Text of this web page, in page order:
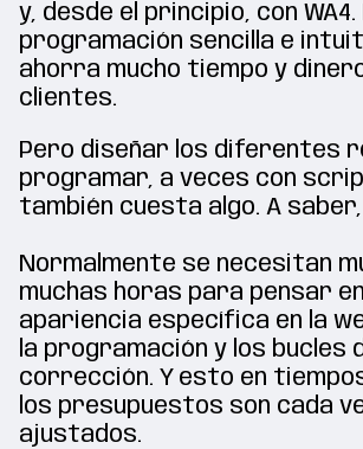
y, desde el principio, con WA4.
programación sencilla e
ahorra mucho tiempo y
clientes.
Pero diseñar los diferentes
programar, a veces con
también cuesta algo. A saber,
Normalmente se necesitan
muchas horas para pensar
apariencia específica en la
la programación y los bucles
corrección. Y esto en
los presupuestos son cada
ajustados.